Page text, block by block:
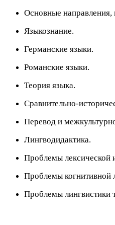
Основные
Языкознание.
Германские языки.
Романские языки.
Теория языка.
Сравнительно-
Перевод и
Лингводидактика.
Проблемы лексической
Проблемы когнитивной
Проблемы лингвистики